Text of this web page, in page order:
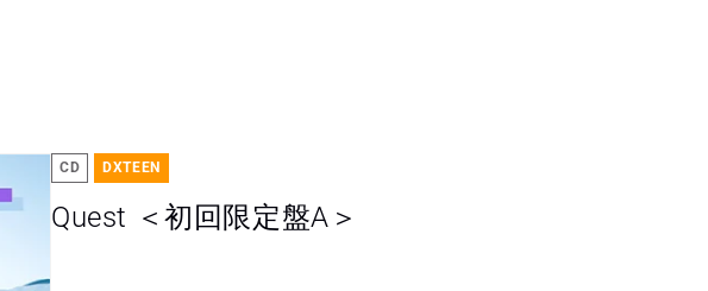
CD DXTEEN
Quest ＜初回限定盤A＞